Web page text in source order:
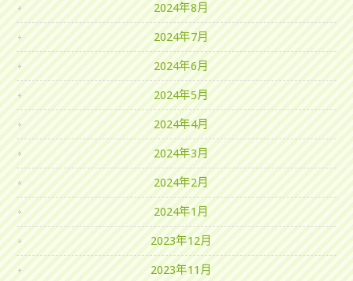
2024年8月
2024年7月
2024年6月
2024年5月
2024年4月
2024年3月
2024年2月
2024年1月
2023年12月
2023年11月